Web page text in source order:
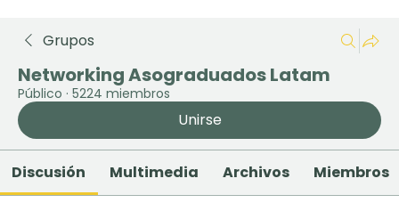
Grupos
Networking Asograduados Latam
Público · 5224 miembros
Unirse
Discusión Multimedia Archivos Miembros